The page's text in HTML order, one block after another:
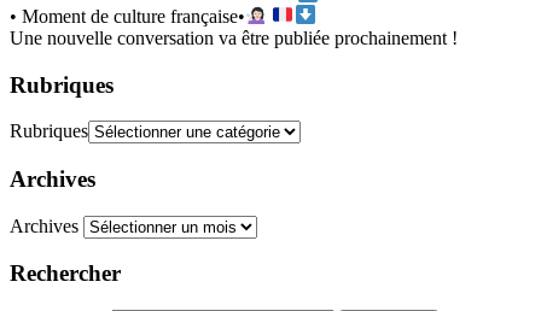
• Moment de culture française•
Une nouvelle conversation va être publiée prochainement !
Rubriques
Rubriques
Archives
Archives
Rechercher